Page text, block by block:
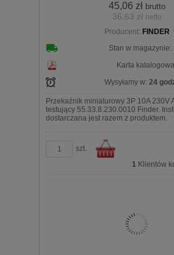
45,06 zł brutto
36,63 zł netto
Producent: FINDER
Stan w magazynie:
Karta katalogowa
Wysyłamy w: 24
Przekaźnik miniaturowy 3P 10A 230V
testujący 55.33.8.230.0010 Finder.
dostarczana jest razem z produktem.
szt.
1 Klientów